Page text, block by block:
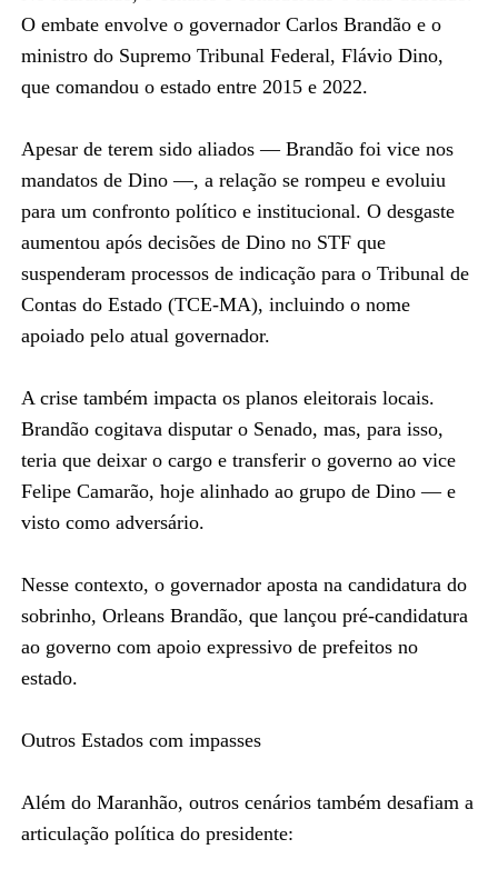
O embate envolve o governador Carlos Brandão e o
ministro do Supremo Tribunal Federal, Flávio Dino,
que comandou o estado entre 2015 e 2022.
Apesar de terem sido aliados — Brandão foi vice nos
mandatos de Dino —, a relação se rompeu e evoluiu
para um confronto político e institucional. O desgaste
aumentou após decisões de Dino no STF que
suspenderam processos de indicação para o Tribunal de
Contas do Estado (TCE-MA), incluindo o nome
apoiado pelo atual governador.
A crise também impacta os planos eleitorais locais.
Brandão cogitava disputar o Senado, mas, para isso,
teria que deixar o cargo e transferir o governo ao vice
Felipe Camarão, hoje alinhado ao grupo de Dino — e
visto como adversário.
Nesse contexto, o governador aposta na candidatura do
sobrinho, Orleans Brandão, que lançou pré-candidatura
ao governo com apoio expressivo de prefeitos no
estado.
Outros Estados com impasses
Além do Maranhão, outros cenários também desafiam a
articulação política do presidente: